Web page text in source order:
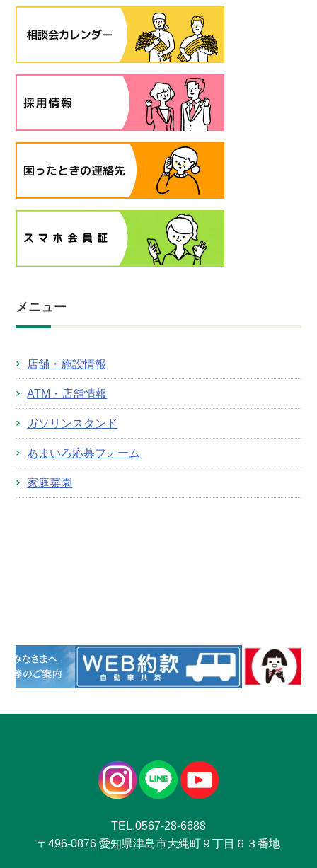
メニュー
店舗・施設情報
ATM・店舗情報
ガソリンスタンド
あまいろ応募フォーム
家庭菜園
TEL.0567-28-6688
〒496-0876 愛知県津島市大縄町９丁目６３番地